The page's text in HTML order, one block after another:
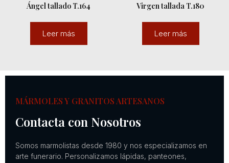
Ángel tallado T.164
Leer más
Virgen tallada T.180
Leer más
MÁRMOLES Y GRANITOS ARTESANOS
Contacta con Nosotros
Somos marmolistas desde 1980 y nos especializamos en
arte funerario. Personalizamos lápidas, panteones,